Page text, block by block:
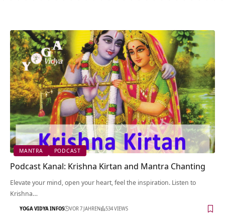
MANTRA PODCAST
Podcast Kanal: Krishna Kirtan and Mantra Chanting
Elevate your mind, open your heart, feel the inspiration. Listen to
Krishna…
YOGA VIDYA INFOS VOR 7 JAHREN 534 VIEWS